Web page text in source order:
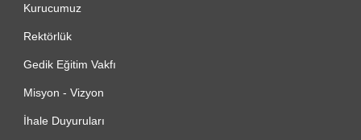
Kurucumuz
Rektörlük
Gedik Eğitim Vakfı
Misyon - Vizyon
İhale Duyuruları